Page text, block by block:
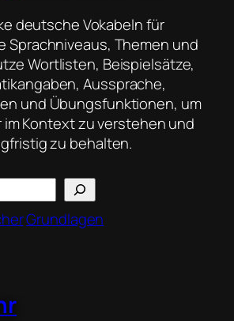
deutsche Vokabeln für
Sprachniveaus, Themen und
Wortlisten, Beispielsätze,
Aussprache,
und Übungsfunktionen, um
im Kontext zu verstehen und
zu behalten.
Grundlagen